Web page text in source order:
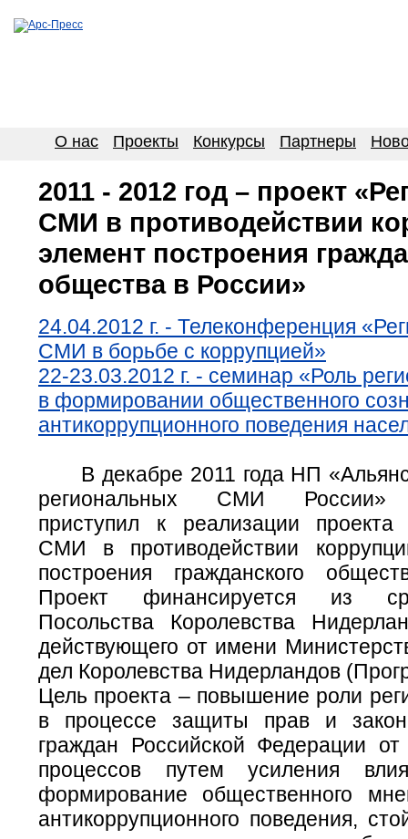
О нас Проекты Конкурсы Партнеры
2011 - 2012 год – проект
СМИ в противодействии
элемент построения
общества в России»
24.04.2012 г. - Телеконференция
СМИ в борьбе с коррупцией»
22-23.03.2012 г. - семинар «Роль
в формировании общественного
антикоррупционного поведения
В декабре 2011 года НП
региональных СМИ
приступил к реализации проекта
СМИ в противодействии
построения гражданского
Проект финансируется из
Посольства Королевства
действующего от имени
дел Королевства Нидерландов
Цель проекта – повышение роли
в процессе защиты прав и
граждан Российской Федерации от
процессов путем усиления
формирование общественного
антикоррупционного поведения,